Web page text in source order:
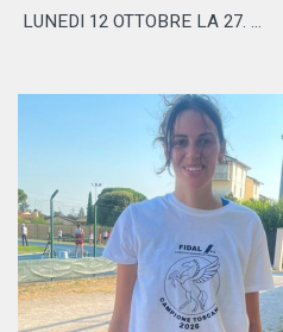
LUNEDI 12 OTTOBRE LA 27. ...